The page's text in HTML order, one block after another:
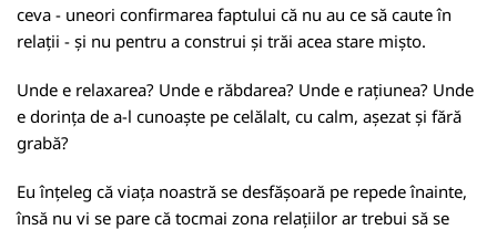
ceva - uneori confirmarea faptului că nu au ce să caute în
relații - și nu pentru a construi și trăi acea stare mișto.
Unde e relaxarea? Unde e răbdarea? Unde e rațiunea? Unde
e dorința de a-l cunoaște pe celălalt, cu calm, așezat și fără
grabă?
Eu înțeleg că viața noastră se desfășoară pe repede înainte,
însă nu vi se pare că tocmai zona relațiilor ar trebui să se